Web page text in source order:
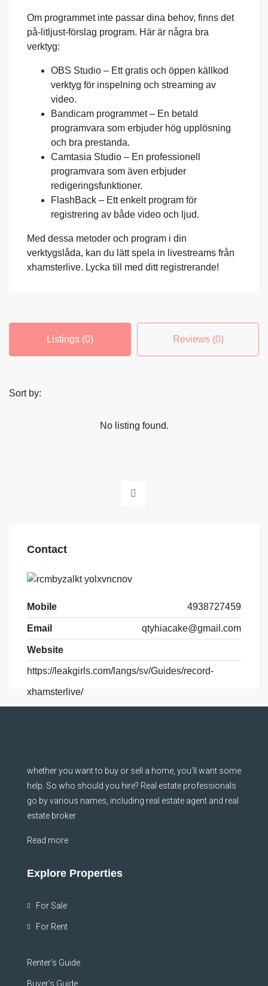
Om programmet inte passar dina behov, finns det
på-litljust-förslag program. Här är några bra
verktyg:
OBS Studio – Ett gratis och öppen källkod
verktyg för inspelning och streaming av
video.
Bandicam programmet – En betald
programvara som erbjuder hög upplösning
och bra prestanda.
Camtasia Studio – En professionell
programvara som även erbjuder
redigeringsfunktioner.
FlashBack – Ett enkelt program för
registrering av både video och ljud.
Med dessa metoder och program i din
verktygslåda, kan du lätt spela in livestreams från
xhamsterlive. Lycka till med ditt registrerande!
Listings (0) Reviews (0)
Sort by:
No listing found.
Contact
Mobile 4938727459
Email qtyhiacake@gmail.com
Website
https://leakgirls.com/langs/sv/Guides/record-
xhamsterlive/
whether you want to buy or sell a home, you’ll want some
help. So who should you hire? Real estate professionals
go by various names, including real estate agent and real
estate broker
Read more
Explore Properties
For Sale
For Rent
Renter’s Guide
Buyer’s Guide